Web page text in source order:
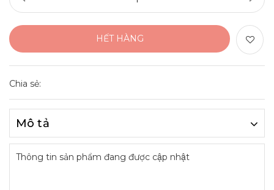
HẾT HÀNG
Chia sẻ:
Mô tả
Thông tin sản phẩm đang được cập nhật